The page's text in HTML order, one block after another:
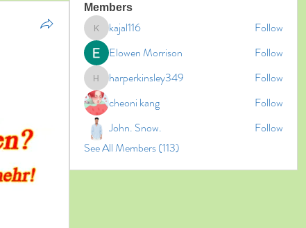
Members
kajal116
kajal116
Follow
Elowen Morrison
Follow
harperkinsley349
harperkinsley349
Follow
cheoni kang
Follow
John. Snow.
Follow
See All Members (113)